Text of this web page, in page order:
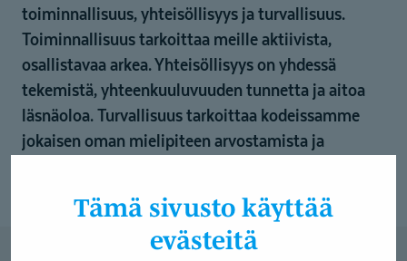
Tämä sivusto käyttää
evästeitä
toiminnallisuus, yhteisöllisyys ja turvallisuus.
Toiminnallisuus tarkoittaa meille aktiivista,
osallistavaa arkea. Yhteisöllisyys on yhdessä
tekemistä, yhteenkuuluvuuden tunnetta ja aitoa
läsnäoloa. Turvallisuus tarkoittaa kodeissamme
jokaisen oman mielipiteen arvostamista ja
asiakasta kunnioittavasta henkilökunnasta.